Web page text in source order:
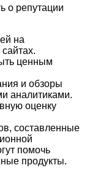
о репутации
на
ценным
и обзоры
аналитиками.
оценку
составленные
помочь
продукты.